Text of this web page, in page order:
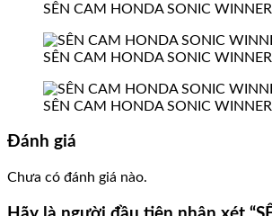
SÊN CAM HONDA SONIC WINNER
SÊN CAM HONDA SONIC WINNER
SÊN CAM HONDA SONIC WINNER
Đánh giá
Chưa có đánh giá nào.